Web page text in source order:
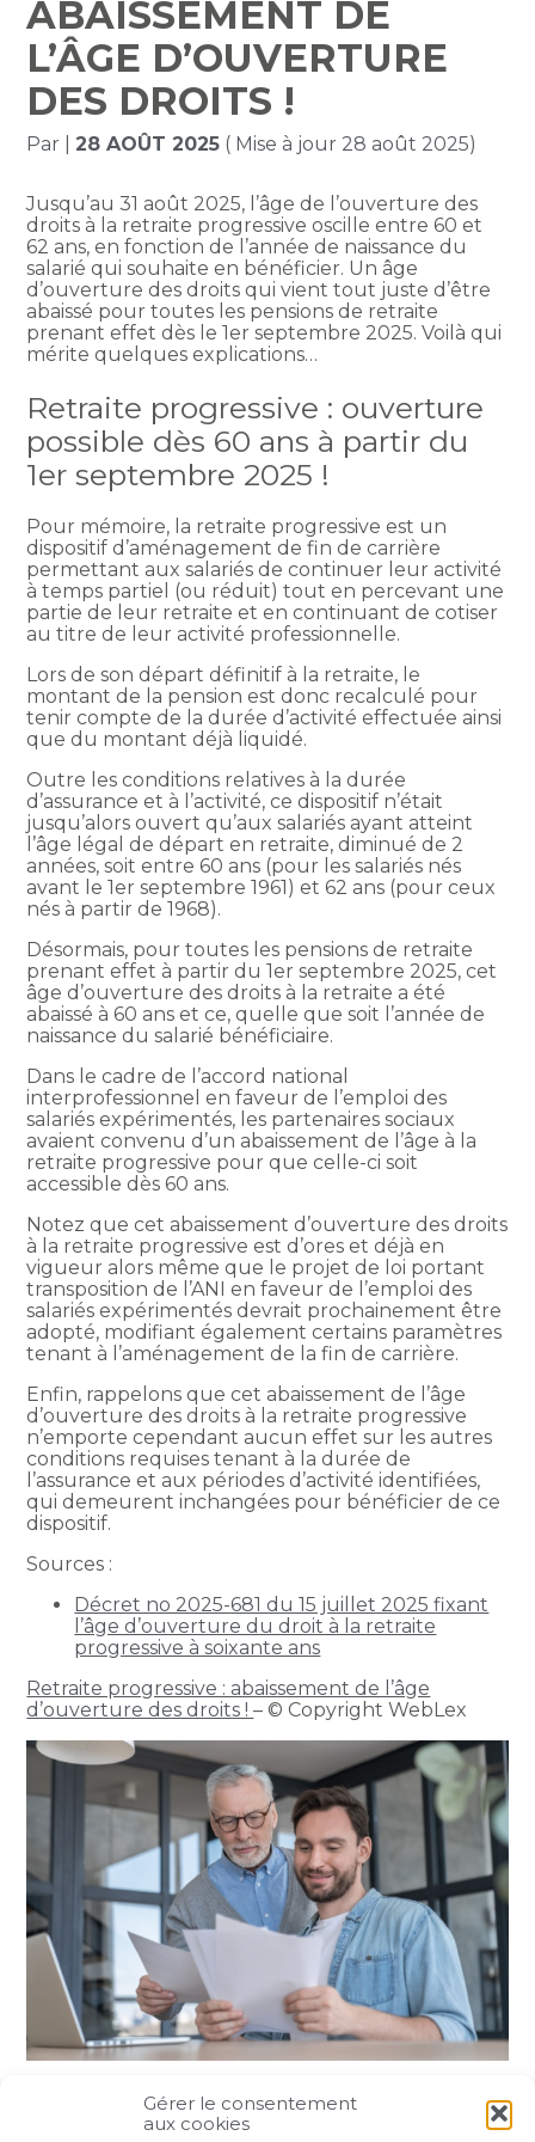
Gérer le consentement
aux cookies
ABAISSEMENT DE
L’ÂGE D’OUVERTURE
DES DROITS !
Par |28 AOÛT 2025 ( Mise à jour 28 août 2025)
Jusqu’au 31 août 2025, l’âge de l’ouverture des
droits à la retraite progressive oscille entre 60 et
62 ans, en fonction de l’année de naissance du
salarié qui souhaite en bénéficier. Un âge
d’ouverture des droits qui vient tout juste d’être
abaissé pour toutes les pensions de retraite
prenant effet dès le 1er septembre 2025. Voilà qui
mérite quelques explications…
Retraite progressive : ouverture
possible dès 60 ans à partir du
1er septembre 2025 !
Pour mémoire, la retraite progressive est un
dispositif d’aménagement de fin de carrière
permettant aux salariés de continuer leur activité
à temps partiel (ou réduit) tout en percevant une
partie de leur retraite et en continuant de cotiser
au titre de leur activité professionnelle.
Lors de son départ définitif à la retraite, le
montant de la pension est donc recalculé pour
tenir compte de la durée d’activité effectuée ainsi
que du montant déjà liquidé.
Outre les conditions relatives à la durée
d’assurance et à l’activité, ce dispositif n’était
jusqu’alors ouvert qu’aux salariés ayant atteint
l’âge légal de départ en retraite, diminué de 2
années, soit entre 60 ans (pour les salariés nés
avant le 1er septembre 1961) et 62 ans (pour ceux
nés à partir de 1968).
Désormais, pour toutes les pensions de retraite
prenant effet à partir du 1er septembre 2025, cet
âge d’ouverture des droits à la retraite a été
abaissé à 60 ans et ce, quelle que soit l’année de
naissance du salarié bénéficiaire.
Dans le cadre de l’accord national
interprofessionnel en faveur de l’emploi des
salariés expérimentés, les partenaires sociaux
avaient convenu d’un abaissement de l’âge à la
retraite progressive pour que celle-ci soit
accessible dès 60 ans.
Notez que cet abaissement d’ouverture des droits
à la retraite progressive est d’ores et déjà en
vigueur alors même que le projet de loi portant
transposition de l’ANI en faveur de l’emploi des
salariés expérimentés devrait prochainement être
adopté, modifiant également certains paramètres
tenant à l’aménagement de la fin de carrière.
Enfin, rappelons que cet abaissement de l’âge
d’ouverture des droits à la retraite progressive
n’emporte cependant aucun effet sur les autres
conditions requises tenant à la durée de
l’assurance et aux périodes d’activité identifiées,
qui demeurent inchangées pour bénéficier de ce
dispositif.
Sources :
Décret no 2025-681 du 15 juillet 2025 fixant
l’âge d’ouverture du droit à la retraite
progressive à soixante ans
Retraite progressive : abaissement de l’âge
d’ouverture des droits !– © Copyright WebLex